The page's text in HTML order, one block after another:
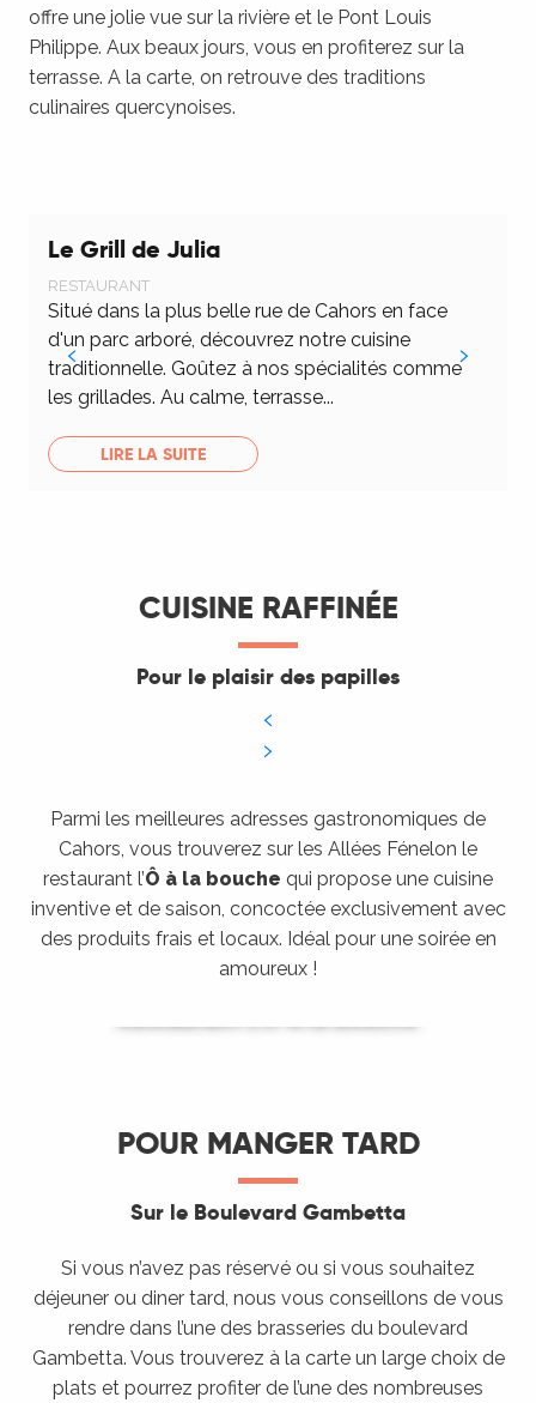
offre une jolie vue sur la rivière et le Pont Louis
Philippe. Aux beaux jours, vous en profiterez sur la
terrasse. A la carte, on retrouve des traditions
culinaires quercynoises.
Le Grill de Julia
RESTAURANT
Situé dans la plus belle rue de Cahors en face
d'un parc arboré, découvrez notre cuisine
traditionnelle. Goûtez à nos spécialités comme
les grillades. Au calme, terrasse...
LIRE LA SUITE
CUISINE RAFFINÉE
Pour le plaisir des papilles
Parmi les meilleures adresses gastronomiques de
Cahors, vous trouverez sur les Allées Fénelon le
restaurant l’Ô à la bouche qui propose une cuisine
inventive et de saison, concoctée exclusivement avec
des produits frais et locaux. Idéal pour une soirée en
amoureux !
POUR MANGER TARD
Sur le Boulevard Gambetta
Si vous n’avez pas réservé ou si vous souhaitez
déjeuner ou diner tard, nous vous conseillons de vous
rendre dans l’une des brasseries du boulevard
Gambetta. Vous trouverez à la carte un large choix de
plats et pourrez profiter de l’une des nombreuses